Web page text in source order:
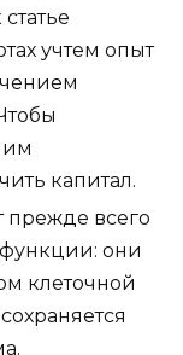
учтем опыт
им
капитал.
прежде всего
они
клеточной